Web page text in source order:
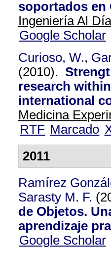
soportados en
Ingeniería Al
Google Scholar
Curioso, W.,
(2010).
research
international
Medicina
RTF Marcado
2011
Ramírez
Sarasty M. F.
de Objetos.
aprendizaje
Google Scholar